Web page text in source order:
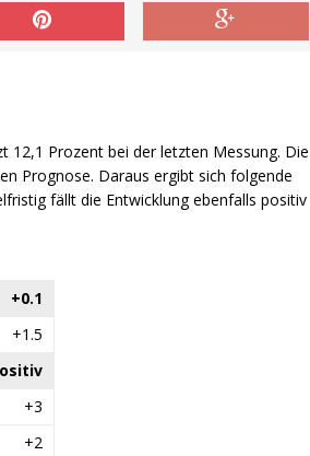
12,1 Prozent bei der letzten Messung. Die
Prognose. Daraus ergibt sich folgende
fällt die Entwicklung ebenfalls positiv
+0.1
+1.5
+3
+2